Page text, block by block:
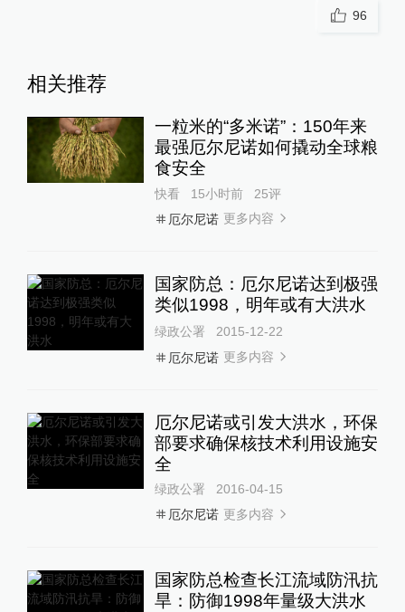
96
相关推荐
一粒米的“多米诺”：150年来
最强厄尔尼诺如何撬动全球粮
食安全
快看 15小时前 25评
厄尔尼诺 更多内容
国家防总：厄尔尼诺达到极强
类似1998，明年或有大洪水
绿政公署
2015-12-22
厄尔尼诺 更多内容
厄尔尼诺或引发大洪水，环保
部要求确保核技术利用设施安
全
绿政公署
2016-04-15
厄尔尼诺 更多内容
国家防总检查长江流域防汛抗
旱：防御1998年量级大洪水